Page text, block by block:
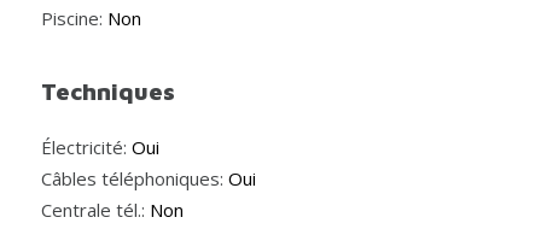
Piscine: Non
Techniques
Électricité: Oui
Câbles téléphoniques: Oui
Centrale tél.: Non